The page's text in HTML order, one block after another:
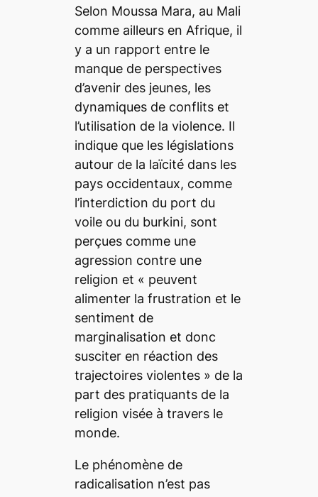
Selon Moussa Mara, au Mali
comme ailleurs en Afrique, il
y a un rapport entre le
manque de perspectives
d’avenir des jeunes, les
dynamiques de conflits et
l’utilisation de la violence. Il
indique que les législations
autour de la laïcité dans les
pays occidentaux, comme
l’interdiction du port du
voile ou du burkini, sont
perçues comme une
agression contre une
religion et « peuvent
alimenter la frustration et le
sentiment de
marginalisation et donc
susciter en réaction des
trajectoires violentes » de la
part des pratiquants de la
religion visée à travers le
monde.
Le phénomène de
radicalisation n’est pas